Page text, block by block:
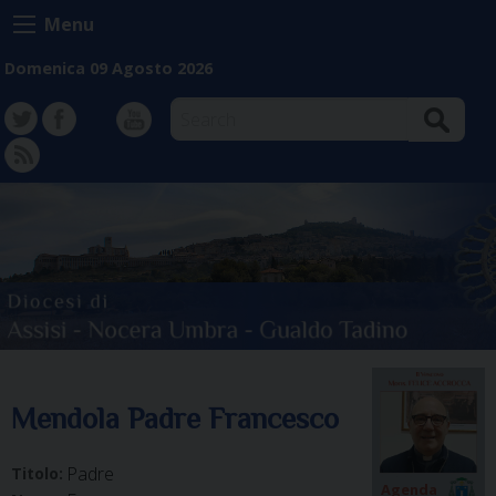
Skip
to
content
Menu
Domenica 09 Agosto 2026
TW FB Instagram
YT
FD
Mendola Padre Francesco
Titolo: Padre